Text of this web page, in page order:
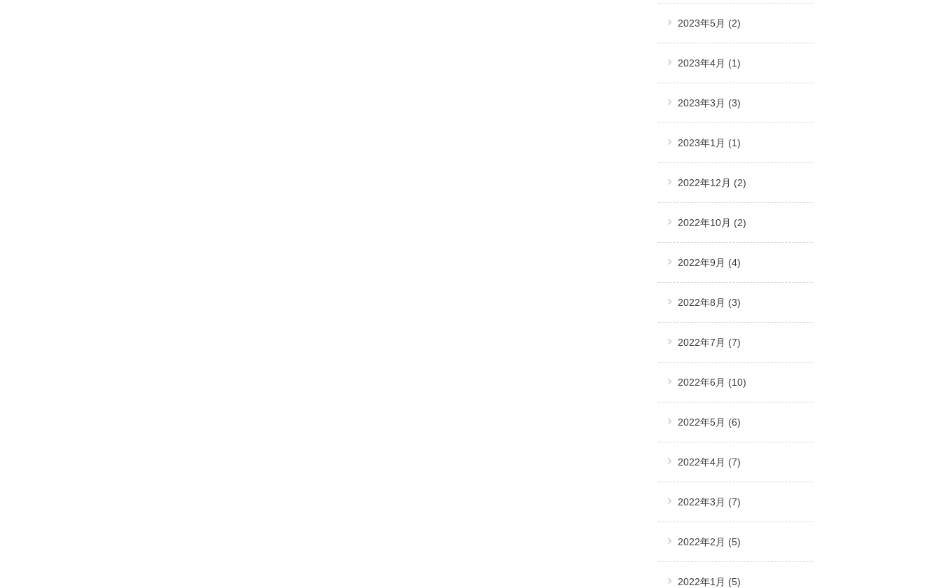
2023年5月 (2)
2023年4月 (1)
2023年3月 (3)
2023年1月 (1)
2022年12月 (2)
2022年10月 (2)
2022年9月 (4)
2022年8月 (3)
2022年7月 (7)
2022年6月 (10)
2022年5月 (6)
2022年4月 (7)
2022年3月 (7)
2022年2月 (5)
2022年1月 (5)